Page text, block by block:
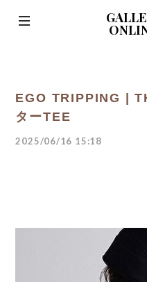
EGO TRIPPING |
ターTEE
2025/06/16 15:18